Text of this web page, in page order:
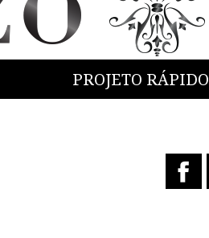
PROJETO RÁPIDO